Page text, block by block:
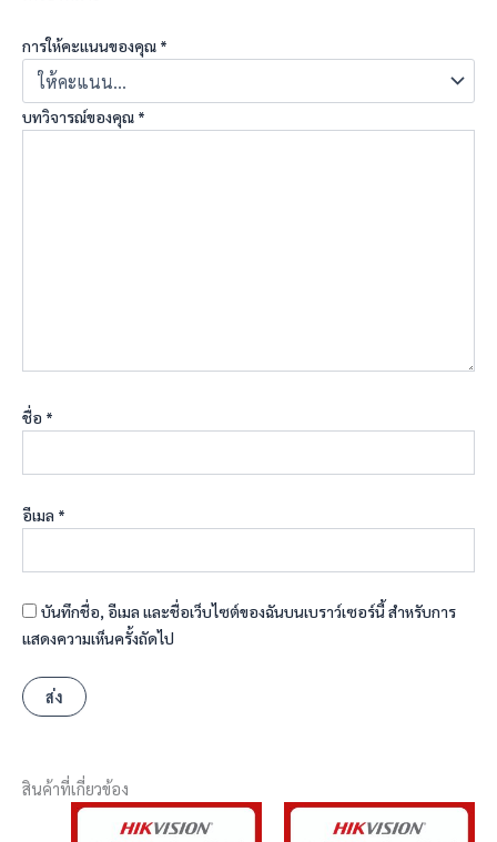
การให้คะแนนของคุณ *
บทวิจารณ์ของคุณ *
ชื่อ *
อีเมล *
บันทึกชื่อ, อีเมล และชื่อเว็บไซต์ของฉันบนเบราว์เซอร์นี้ สำหรับการ
แสดงความเห็นครั้งถัดไป
สินค้าที่เกี่ยวข้อง